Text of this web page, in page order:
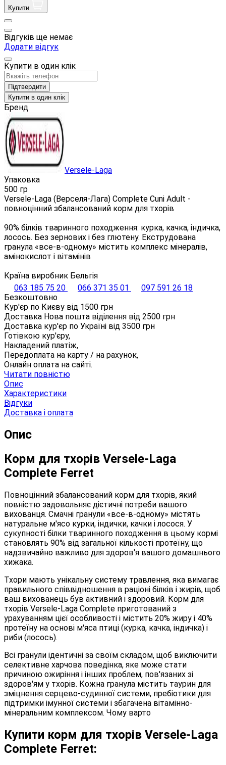
Купити
Відгуків ще немає
Додати відгук
Купити в один клік
Підтвердити
Купити в один клік
Бренд
Versele-Laga
Упаковка
500 гр
Versele-Laga (Верселя-Лага) Complete Cuni Adult -
повноцінний збалансований корм для тхорів
90% білків тваринного походження: курка, качка, індичка,
лосось. Без зернових і без глютену. Екструдована
гранула «все-в-одному» містить комплекс мінералів,
амінокислот і вітамінів
Країна виробник Бельгія
063 185 75 20
066 371 35 01
097 591 26 18
Безкоштовно
Кур'єр по Києву від 1500 грн
Доставка Нова пошта віділення від 2500 грн
Доставка кур'єр по Україні від 3500 грн
Готівкою кур'єру,
Накладений платіж,
Передоплата на карту / на рахунок,
Онлайн оплата на сайті.
Читати повністю
Опис
Характеристики
Відгуки
Доставка і оплата
Опис
Корм для тхорів Versele-Laga
Complete Ferret
Повноцінний збалансований корм для тхорів, який
повністю задовольняє дієтичні потреби вашого
вихованця. Смачні гранули «все-в-одному» містять
натуральне м'ясо курки, індички, качки і лосося. У
сукупності білки тваринного походження в цьому кормі
становлять 90% від загальної кількості протеїну, що
надзвичайно важливо для здоров'я вашого домашнього
хижака.
Тхори мають унікальну систему травлення, яка вимагає
правильного співвідношення в раціоні білків і жирів, щоб
ваш вихованець був активний і здоровий. Корм для
тхорів Versele-Laga Complete приготований з
урахуванням цієї особливості і містить 20% жиру і 40%
протеїну на основі м'яса птиці (курка, качка, індичка) і
риби (лосось).
Всі гранули ідентичні за своїм складом, щоб виключити
селективне харчова поведінка, яке може стати
причиною ожиріння і інших проблем, пов'язаних зі
здоров'ям у тхорів. Кожна гранула містить таурин для
зміцнення серцево-судинної системи, пребіотики для
підтримки імунної системи і збагачена вітамінно-
мінеральним комплексом. Чому варто
Купити корм для тхорів Versele-Laga
Complete Ferret: